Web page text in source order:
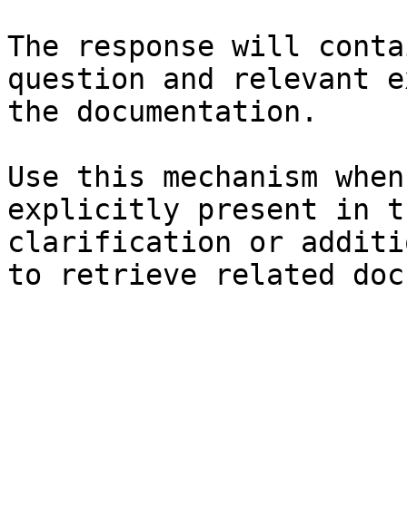
The response will
question and relevant
the documentation.
Use this mechanism
explicitly present in
clarification or